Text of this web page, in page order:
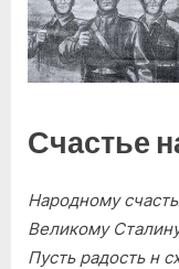
Счастье
Народному
Великому
Пусть радость н